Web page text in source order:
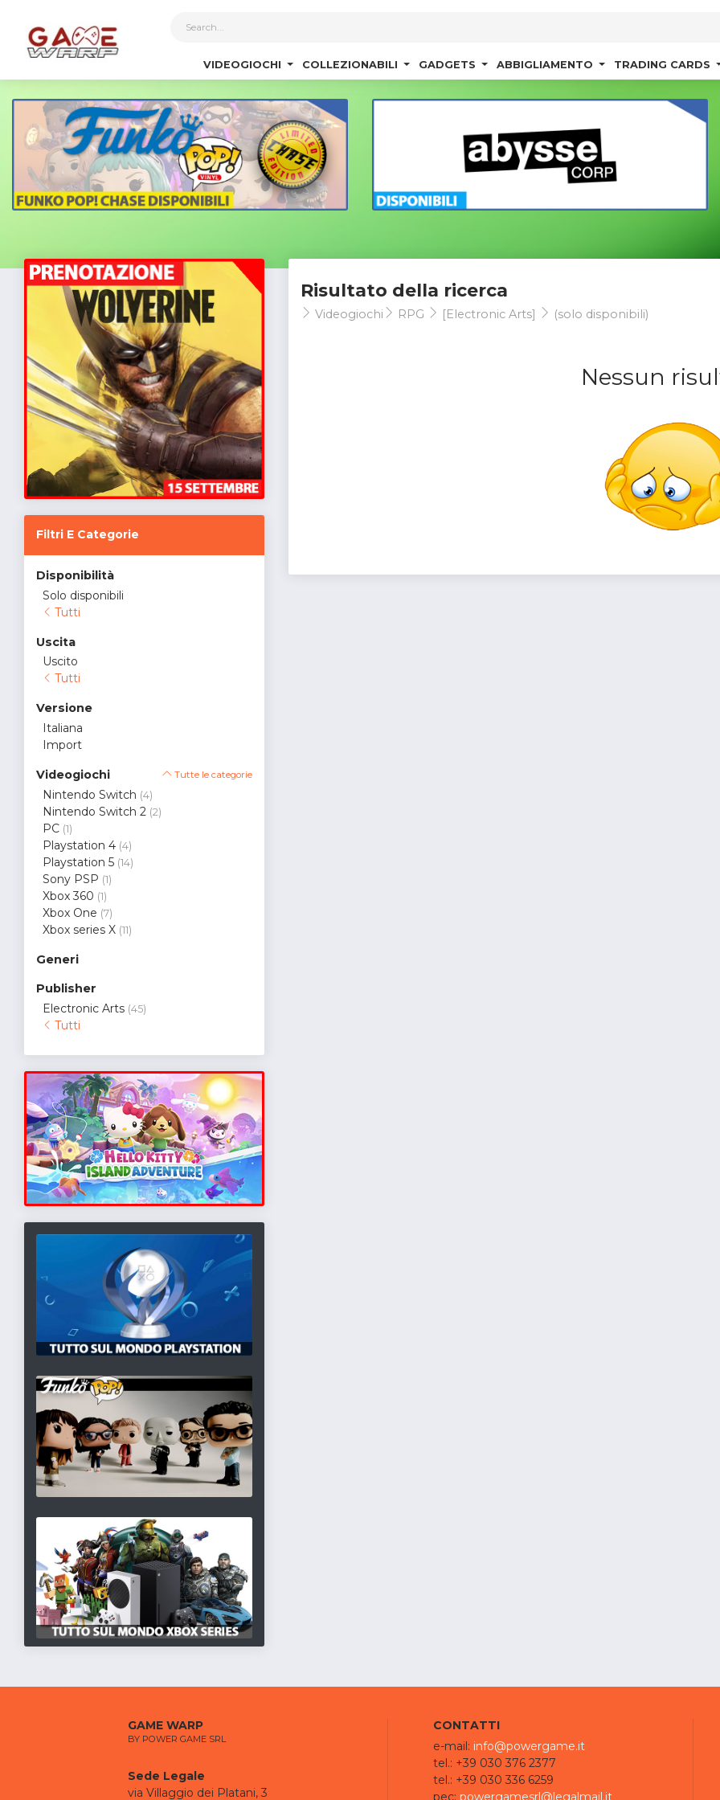
VIDEOGIOCHI COLLEZIONABILI GADGETS ABBIGLIAMENTO TRADING CARDS
Filtri E Categorie
Disponibilità
Solo disponibili
Tutti
Uscita
Uscito
Tutti
Versione
Italiana
Import
Videogiochi Tutte le categorie
Nintendo Switch (4)
Nintendo Switch 2 (2)
PC (1)
Playstation 4 (4)
Playstation 5 (14)
Sony PSP (1)
Xbox 360 (1)
Xbox One (7)
Xbox series X (11)
Generi
Publisher
Electronic Arts (45)
Tutti
Risultato della ricerca
Videogiochi RPG [Electronic Arts] (solo disponibili)
Nessun
GAME WARP
BY POWER GAME SRL
Sede Legale
via Villaggio dei Platani, 3
CONTATTI
e-mail: info@powergame.it
tel.: +39 030 376 2377
tel.: +39 030 336 6259